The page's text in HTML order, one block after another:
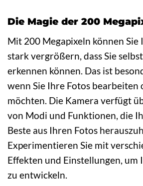
Die Magie der 200
Mit 200 Megapixeln können Sie
stark vergrößern, dass Sie
erkennen können. Das ist
wenn Sie Ihre Fotos bearbeiten
möchten. Die Kamera verfügt
von Modi und Funktionen, die
Beste aus Ihren Fotos
Experimentieren Sie mit
Effekten und Einstellungen, um
zu entwickeln.